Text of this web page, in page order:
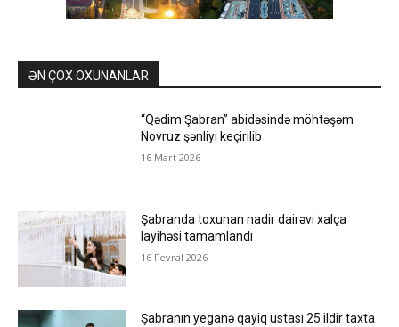
ƏN ÇOX OXUNANLAR
“Qədim Şabran” abidəsində möhtəşəm
Novruz şənliyi keçirilib
16 Mart 2026
Şabranda toxunan nadir dairəvi xalça
layihəsi tamamlandı
16 Fevral 2026
Şabranın yeganə qayiq ustası 25 ildir taxta